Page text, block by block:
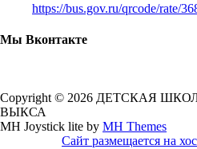
https://bus.gov.ru/qrcode/rate/
Мы Вконтакте
Copyright © 2026 ДЕТСКАЯ
ВЫКСА
MH Joystick lite by MH Themes
Сайт размещается на